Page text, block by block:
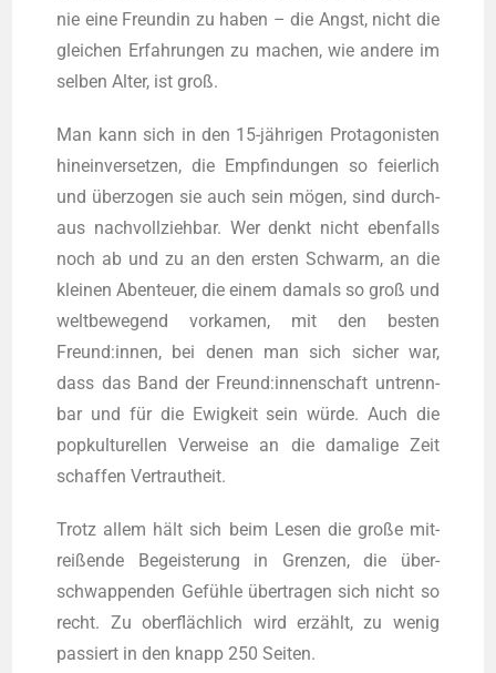
nie eine Freun­din zu haben – die Angst, nicht die
glei­chen Erfah­run­gen zu machen, wie ande­re im
sel­ben Alter, ist groß.
Man kann sich in den 15-jäh­ri­gen Prot­ago­nis­ten
hin­ein­ver­set­zen, die Emp­fin­dun­gen so fei­er­lich
und über­zo­gen sie auch sein mögen, sind durch­
aus nach­voll­zieh­bar. Wer denkt nicht eben­falls
noch ab und zu an den ers­ten Schwarm, an die
klei­nen Aben­teu­er, die einem damals so groß und
welt­be­we­gend vor­ka­men, mit den bes­ten
Freund:innen, bei denen man sich sicher war,
dass das Band der Freund:innenschaft untrenn­
bar und für die Ewig­keit sein wür­de. Auch die
pop­kul­tu­rel­len Ver­wei­se an die dama­li­ge Zeit
schaf­fen Vertrautheit.
Trotz allem hält sich beim Lesen die gro­ße mit­
rei­ßen­de Begeis­te­rung in Gren­zen, die über­
schwap­pen­den Gefüh­le über­tra­gen sich nicht so
recht. Zu ober­fläch­lich wird erzählt, zu wenig
pas­siert in den knapp 250 Seiten.